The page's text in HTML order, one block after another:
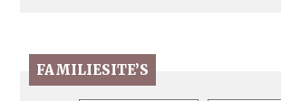
FAMILIESITE’S